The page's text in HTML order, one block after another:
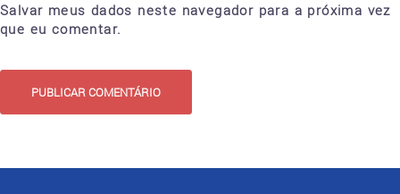
Salvar meus dados neste navegador para a próxima vez
que eu comentar.